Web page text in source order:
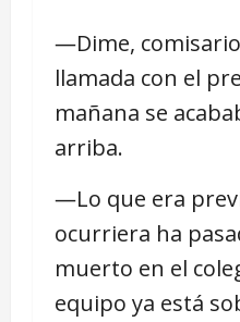
―Dime,
llamada con el
mañana se
arriba.
―Lo que era
ocurriera ha
muerto en el
equipo ya está